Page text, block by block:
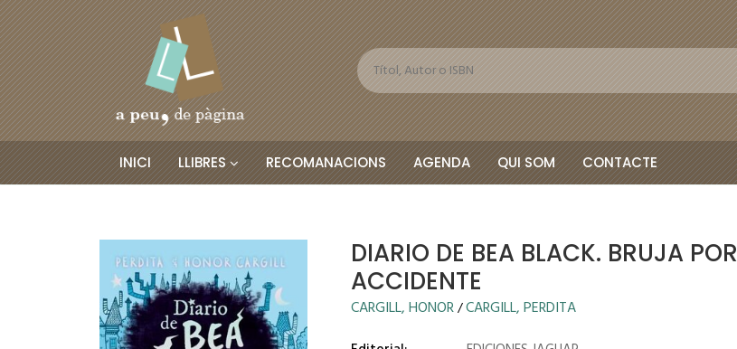
INICI LLIBRES RECOMANACIONS AGENDA QUI SOM CONTACTE
DIARIO DE BEA BLACK. BRUJA POR
ACCIDENTE
CARGILL, HONOR/CARGILL, PERDITA